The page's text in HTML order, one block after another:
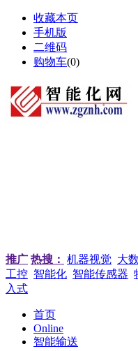
收藏本页
手机版
二维码
购物车(0)
推广 热搜： 机器视觉 大
工控 智能化 智能传感器
入式
首页
Online
智能输送